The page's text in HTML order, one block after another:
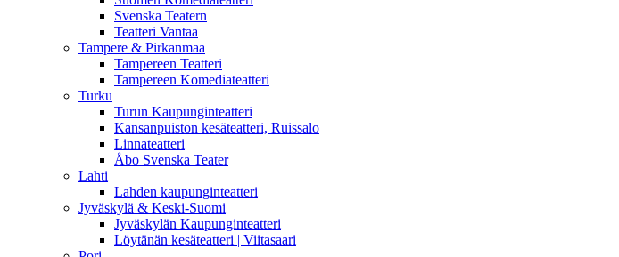
Svenska Teatern
Teatteri Vantaa
Tampere & Pirkanmaa
Tampereen Teatteri
Tampereen Komediateatteri
Turku
Turun Kaupunginteatteri
Kansanpuiston kesäteatteri, Ruissalo
Linnateatteri
Åbo Svenska Teater
Lahti
Lahden kaupunginteatteri
Jyväskylä & Keski-Suomi
Jyväskylän Kaupunginteatteri
Löytänän kesäteatteri | Viitasaari